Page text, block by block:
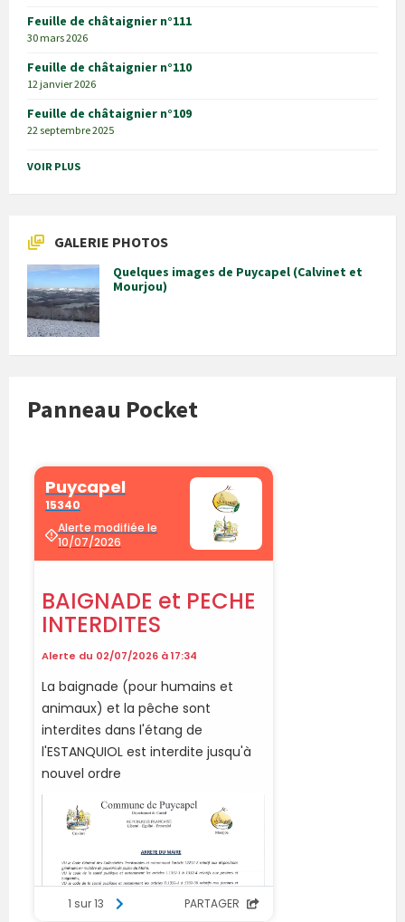
Feuille de châtaignier n°111
30 mars 2026
Feuille de châtaignier n°110
12 janvier 2026
Feuille de châtaignier n°109
22 septembre 2025
VOIR PLUS
GALERIE PHOTOS
Quelques images de Puycapel (Calvinet et
Mourjou)
Panneau Pocket